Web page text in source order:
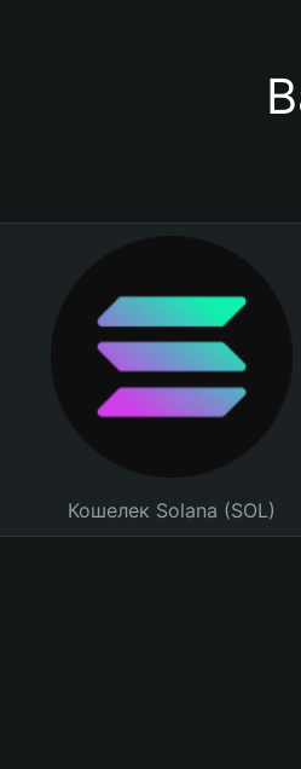
Кошелек Solana (SOL)